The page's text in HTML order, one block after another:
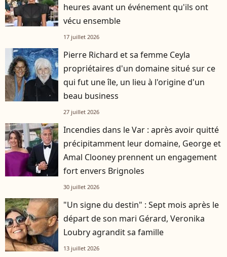
heures avant un événement qu'ils ont
vécu ensemble
17 juillet 2026
Pierre Richard et sa femme Ceyla
propriétaires d'un domaine situé sur ce
qui fut une île, un lieu à l'origine d'un
beau business
27 juillet 2026
Incendies dans le Var : après avoir quitté
précipitamment leur domaine, George et
Amal Clooney prennent un engagement
fort envers Brignoles
30 juillet 2026
"Un signe du destin" : Sept mois après le
départ de son mari Gérard, Veronika
Loubry agrandit sa famille
13 juillet 2026